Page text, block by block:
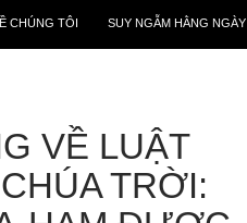
CHÚNG TÔI SUY NGẪM HẰNG NGÀY
VỀ LUẬT
TRỜI: